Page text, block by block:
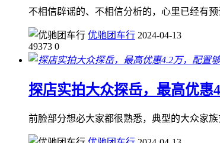
不相信辟谣的、不相信分析的，心里已经有
优驰团车行 2024-04-13
49373 0
探店实拍大众探岳，最高优惠
前脸部分想必大家都很熟悉，典型的大众家